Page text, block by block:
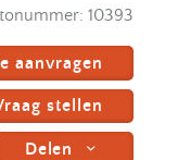
10393
aanvragen
stellen
Delen